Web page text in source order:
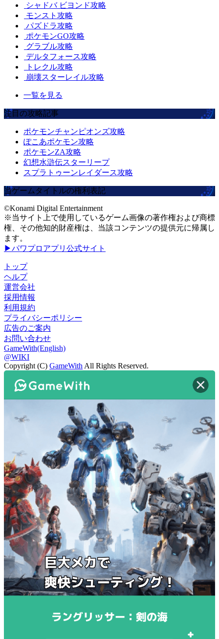
シャドバ ビヨンド攻略
モンスト攻略
パズドラ攻略
ポケモンGO攻略
グラブル攻略
デルタフォース攻略
トレクル攻略
崩壊スターレイル攻略
一覧を見る
注目の攻略記事
ポケモンチャンピオンズ攻略
ぽこあポケモン攻略
ポケモンZA攻略
幻想水滸伝スターリープ
スプラトゥーンレイダース攻略
当ゲームタイトルの権利表記
©Konami Digital Entertainment
※当サイト上で使用しているゲーム画像の著作権および商標
権、その他知的財産権は、当該コンテンツの提供元に帰属し
ます。
▶パワプロアプリ公式サイト
トップ
ヘルプ
運営会社
採用情報
利用規約
プライバシーポリシー
広告のご案内
お問い合わせ
GameWith(English)
@WIKI
Copyright (C) GameWith All Rights Reserved.